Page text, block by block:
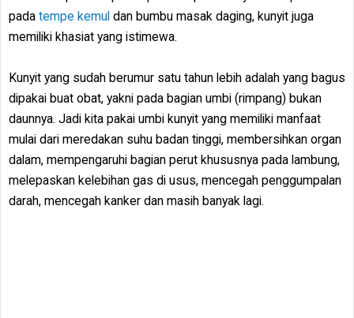
pada tempe kemul dan bumbu masak daging, kunyit juga
memiliki khasiat yang istimewa.
Kunyit yang sudah berumur satu tahun lebih adalah yang bagus
dipakai buat obat, yakni pada bagian umbi (rimpang) bukan
daunnya. Jadi kita pakai umbi kunyit yang memiliki manfaat
mulai dari meredakan suhu badan tinggi, membersihkan organ
dalam, mempengaruhi bagian perut khususnya pada lambung,
melepaskan kelebihan gas di usus, mencegah penggumpalan
darah, mencegah kanker dan masih banyak lagi.